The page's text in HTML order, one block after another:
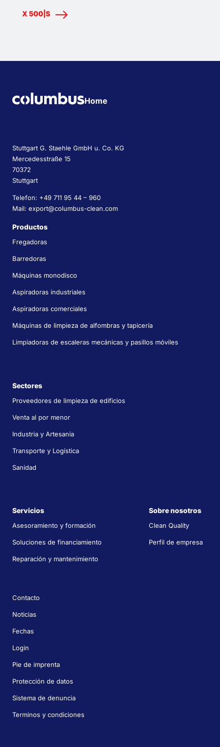
X 500|S
Home
Stuttgart G. Staehle GmbH u. Co. KG
Mercedesstraße 15
70372
Stuttgart
Telefon: +49 711 95 44 – 960
Mail: export@columbus-clean.com
Productos
Fregadoras
Barredoras
Máquinas monodisco
Aspiradoras industriales
Aspiradoras comerciales
Máquinas de limpieza de alfombras y tapicería
Limpiadoras de escaleras mecánicas y pasillos móviles
Sectores
Proveedores de limpieza de edificios
Venta al por menor
Industria y Artesanía
Transporte y Logística
Sanidad
Servicios
Asesoramiento y formación
Soluciones de financiamiento
Reparación y mantenimiento
Sobre nosotros
Clean Quality
Perfil de empresa
Contacto
Noticias
Fechas
Login
Pie de imprenta
Protección de datos
Sistema de denuncia
Terminos y condiciones